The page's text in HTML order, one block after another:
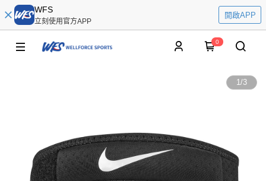
WFS
立刻使用官方APP
開啟APP
0
1/3